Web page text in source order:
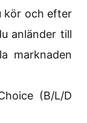
kör och efter
anländer till
marknaden
(B/L/D